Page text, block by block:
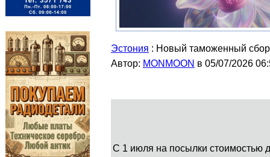
Эстония : Новый таможенный
Автор: MONMOON в 05/07/2026
С 1 июля на посылки стоимостью